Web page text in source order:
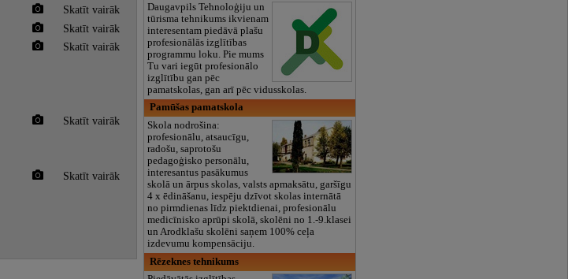
Skatīt vairāk
Skatīt vairāk
Skatīt vairāk
Skatīt vairāk
Skatīt vairāk
Daugavpils Tehnoloģiju un
tūrisma tehnikums ikvienam
interesentam piedāvā plašu
profesionālās izglītības
programmu loku. Pie mums
Tu vari iegūt profesionālo
izglītību gan pēc
pamatskolas, gan arī pēc vidusskolas.
Pamūšas pamatskola
Skola nodrošina:
profesionālu, atsaucīgu,
radošu, saprotošu
pedagoģisko personālu,
interesantus pasākumus
skolā un ārpus skolas, valsts apmaksātu, garšīgu
4 x ēdināšanu, iespēju dzīvot skolas internātā
no pirmdienas līdz piektdienai, profesionālu
medicīnisko aprūpi skolā, skolēni no 1.-9.klasei
un Arodklašu skolēni saņem 100% ceļa
izdevumu kompensāciju.
Rēzeknes tehnikums